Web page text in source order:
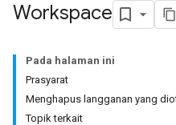
Workspace
Pada halaman ini
Prasyarat
Menghapus langganan yang
Topik terkait